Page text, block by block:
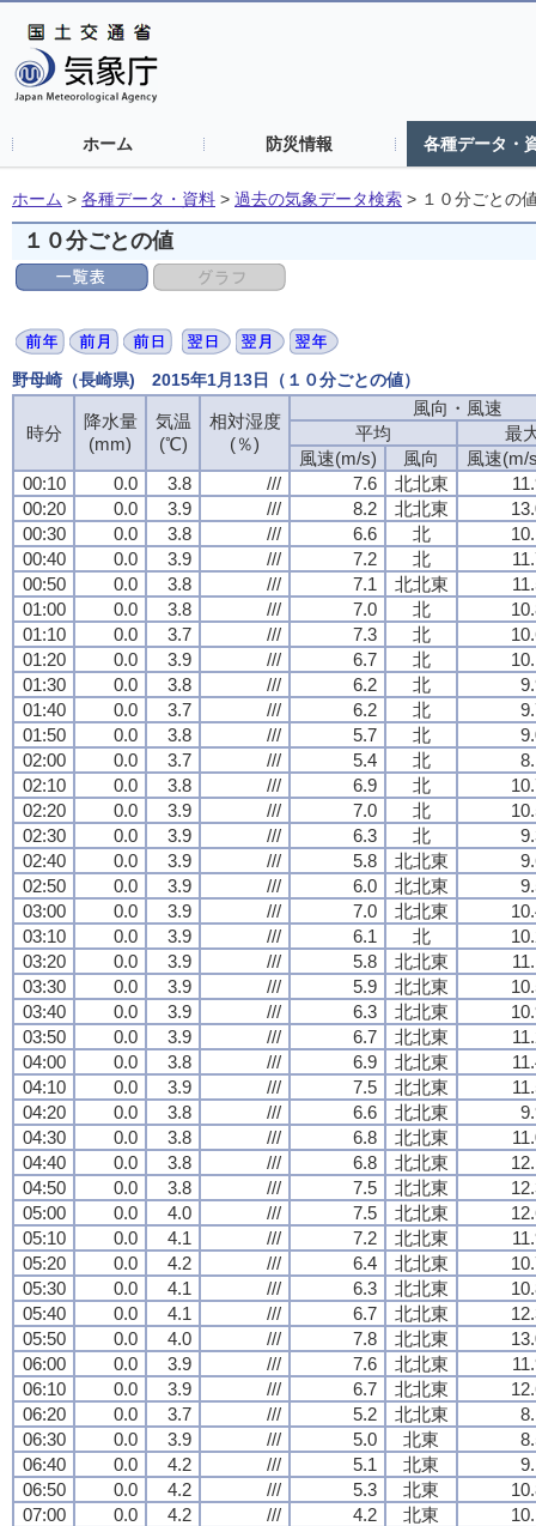
ホーム 防災情報 各種データ・
ホーム > 各種データ・資料 > 過去の気象データ検索 > １０分ごとの
１０分ごとの値
野母崎（長崎県) 2015年1月13日（１０分ごとの値）
時分
降水量
(mm)
気温
(℃)
相対湿度
(％)
風向・風速
平均
最
風速(m/s)
風向
風速(m/
00:10
0.0 3.8 /// 7.6 北北東
00:20
0.0 3.9 /// 8.2 北北東
00:30
0.0 3.8 /// 6.6 北
00:40
0.0 3.9 /// 7.2 北
00:50
0.0 3.8 /// 7.1 北北東
01:00
0.0 3.8 /// 7.0 北
01:10
0.0 3.7 /// 7.3 北
01:20
0.0 3.9 /// 6.7 北
01:30
0.0 3.8 /// 6.2 北
01:40
0.0 3.7 /// 6.2 北
01:50
0.0 3.8 /// 5.7 北
02:00
0.0 3.7 /// 5.4 北
02:10
0.0 3.8 /// 6.9 北
02:20
0.0 3.9 /// 7.0 北
02:30
0.0 3.9 /// 6.3 北
02:40
0.0 3.9 /// 5.8 北北東
02:50
0.0 3.9 /// 6.0 北北東
03:00
0.0 3.9 /// 7.0 北北東
03:10
0.0 3.9 /// 6.1 北
03:20
0.0 3.9 /// 5.8 北北東
03:30
0.0 3.9 /// 5.9 北北東
03:40
0.0 3.9 /// 6.3 北北東
03:50
0.0 3.9 /// 6.7 北北東
04:00
0.0 3.8 /// 6.9 北北東
04:10
0.0 3.9 /// 7.5 北北東
04:20
0.0 3.8 /// 6.6 北北東
04:30
0.0 3.8 /// 6.8 北北東
04:40
0.0 3.8 /// 6.8 北北東
04:50
0.0 3.8 /// 7.5 北北東
05:00
0.0 4.0 /// 7.5 北北東
05:10
0.0 4.1 /// 7.2 北北東
05:20
0.0 4.2 /// 6.4 北北東
05:30
0.0 4.1 /// 6.3 北北東
05:40
0.0 4.1 /// 6.7 北北東
05:50
0.0 4.0 /// 7.8 北北東
06:00
0.0 3.9 /// 7.6 北北東
06:10
0.0 3.9 /// 6.7 北北東
06:20
0.0 3.7 /// 5.2 北北東
06:30
0.0 3.9 /// 5.0 北東
06:40
0.0 4.2 /// 5.1 北東
06:50
0.0 4.2 /// 5.3 北東
07:00
0.0 4.2 /// 4.2 北東